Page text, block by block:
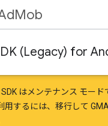
(Legacy) for
はメンテナンス モード
するには、 移行して